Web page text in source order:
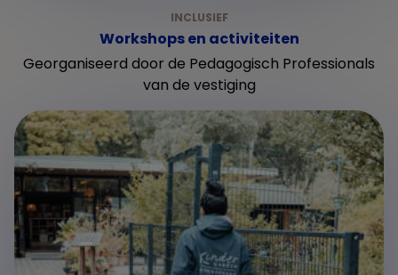
Workshops en activiteiten
Georganiseerd door de Pedagogisch Professionals
van de vestiging